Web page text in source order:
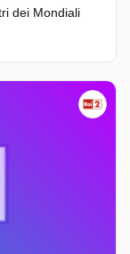
dei Mondiali